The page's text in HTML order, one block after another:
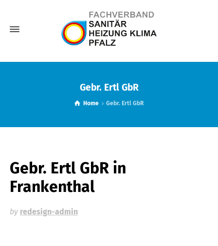
Gebr. Ertl GbR
Home Gebr. Ertl GbR
Gebr. Ertl GbR in
Frankenthal
by redesign-admin